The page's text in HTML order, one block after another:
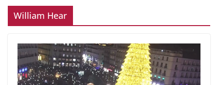
William Hear